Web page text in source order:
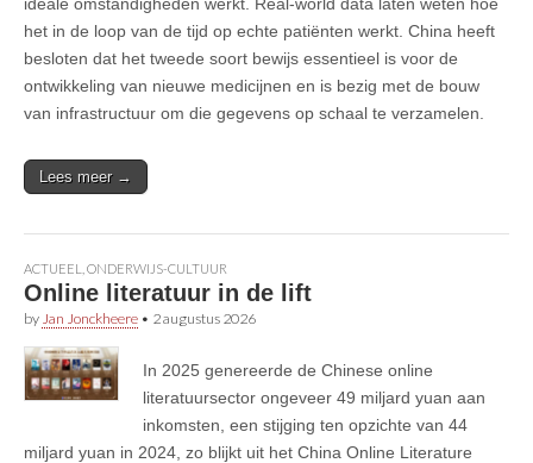
het in de loop van de tijd op echte patiënten werkt. China heeft
besloten dat het tweede soort bewijs essentieel is voor de
ontwikkeling van nieuwe medicijnen en is bezig met de bouw
van infrastructuur om die gegevens op schaal te verzamelen.
Lees meer →
ACTUEEL ONDERWIJS-CULTUUR
Online literatuur in de lift
by Jan Jonckheere • 2 augustus 2026
In 2025 genereerde de Chinese online
literatuursector ongeveer 49 miljard yuan aan
inkomsten, een stijging ten opzichte van 44
miljard yuan in 2024, zo blijkt uit het China Online Literature